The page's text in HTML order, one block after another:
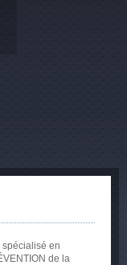
spécialisé en
de la